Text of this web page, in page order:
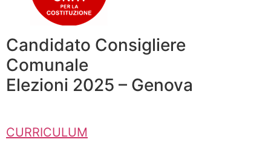
Candidato Consigliere
Comunale
Elezioni 2025 – Genova
CURRICULUM